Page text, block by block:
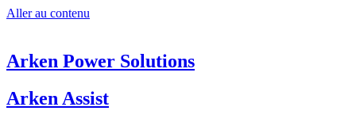
Aller au contenu
Arken Power Solutions
Arken Assist